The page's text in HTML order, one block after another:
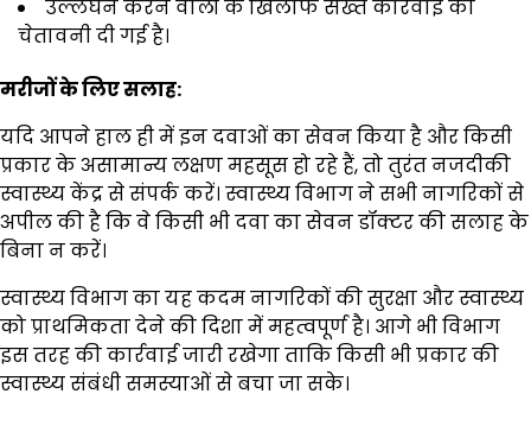
उल्लंघन करने वालों के खिलाफ सख्त कार्रवाई की
चेतावनी दी गई है।
मरीजों के लिए सलाह:
यदि आपने हाल ही में इन दवाओं का सेवन किया है और किसी
प्रकार के असामान्य लक्षण महसूस हो रहे हैं, तो तुरंत नजदीकी
स्वास्थ्य केंद्र से संपर्क करें। स्वास्थ्य विभाग ने सभी नागरिकों से
अपील की है कि वे किसी भी दवा का सेवन डॉक्टर की सलाह के
बिना न करें।
स्वास्थ्य विभाग का यह कदम नागरिकों की सुरक्षा और स्वास्थ्य
को प्राथमिकता देने की दिशा में महत्वपूर्ण है। आगे भी विभाग
इस तरह की कार्रवाई जारी रखेगा ताकि किसी भी प्रकार की
स्वास्थ्य संबंधी समस्याओं से बचा जा सके।